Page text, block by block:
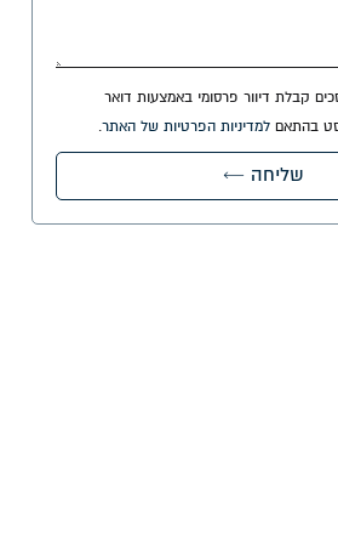
קבלת דיוור פרסומי באמצעות דואר
בהתאםלמדיניות הפרטיות של האתר.
שליחה ←